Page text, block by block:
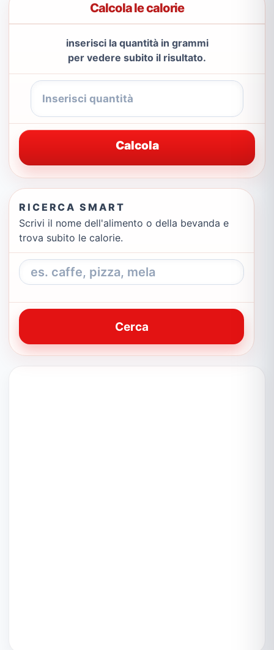
Calcola le calorie
inserisci la quantità in grammi
per vedere subito il risultato.
Calcola
RICERCA SMART
Scrivi il nome dell'alimento o della bevanda e
trova subito le calorie.
Cerca